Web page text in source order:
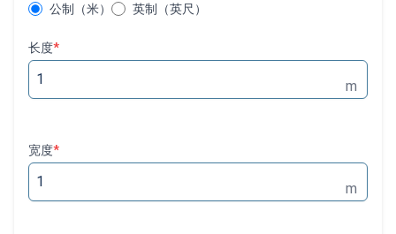
公制（米）
英制（英尺）
长度*
m
宽度*
m